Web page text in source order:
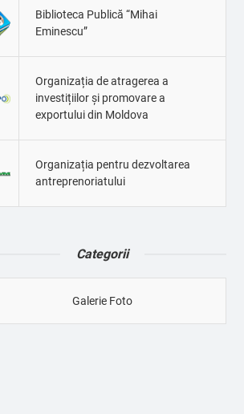
Biblioteca Publică “Mihai
Eminescu”
Organizația de atragerea a
investițiilor și promovare a
exportului din Moldova
Organizația pentru dezvoltarea
antreprenoriatului
Categorii
Galerie Foto